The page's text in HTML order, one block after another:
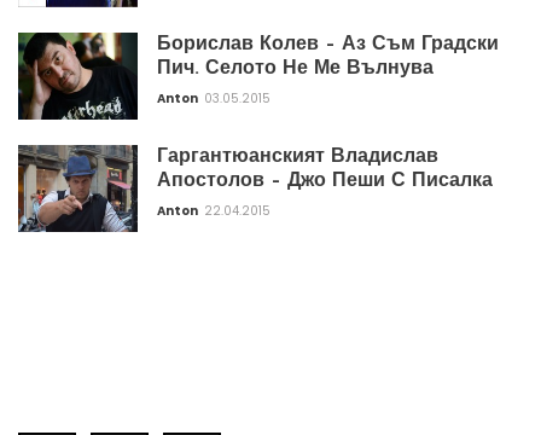
Борислав Колев – Аз Съм Градски
Пич. Селото Не Ме Вълнува
Anton 03.05.2015
Гаргантюанският Владислав
Апостолов – Джо Пеши С Писалка
Anton 22.04.2015